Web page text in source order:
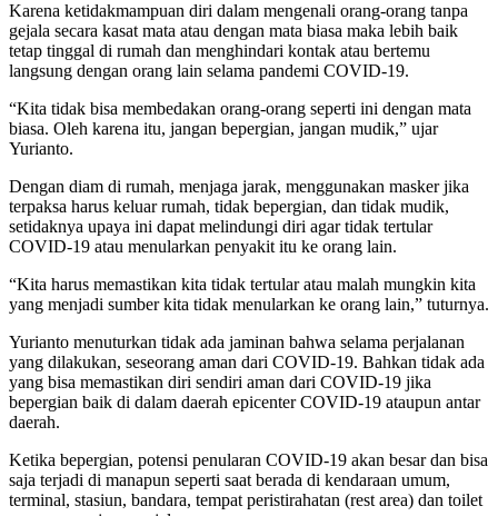
Karena ketidakmampuan diri dalam mengenali orang-orang tanpa
gejala secara kasat mata atau dengan mata biasa maka lebih baik
tetap tinggal di rumah dan menghindari kontak atau bertemu
langsung dengan orang lain selama pandemi COVID-19.
“Kita tidak bisa membedakan orang-orang seperti ini dengan mata
biasa. Oleh karena itu, jangan bepergian, jangan mudik,” ujar
Yurianto.
Dengan diam di rumah, menjaga jarak, menggunakan masker jika
terpaksa harus keluar rumah, tidak bepergian, dan tidak mudik,
setidaknya upaya ini dapat melindungi diri agar tidak tertular
COVID-19 atau menularkan penyakit itu ke orang lain.
“Kita harus memastikan kita tidak tertular atau malah mungkin kita
yang menjadi sumber kita tidak menularkan ke orang lain,” tuturnya.
Yurianto menuturkan tidak ada jaminan bahwa selama perjalanan
yang dilakukan, seseorang aman dari COVID-19. Bahkan tidak ada
yang bisa memastikan diri sendiri aman dari COVID-19 jika
bepergian baik di dalam daerah epicenter COVID-19 ataupun antar
daerah.
Ketika bepergian, potensi penularan COVID-19 akan besar dan bisa
saja terjadi di manapun seperti saat berada di kendaraan umum,
terminal, stasiun, bandara, tempat peristirahatan (rest area) dan toilet